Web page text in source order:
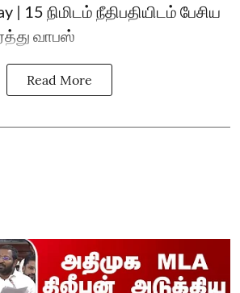
| 15 நிமிடம் நீதிபதியிடம் பேசிய
வாபஸ்
Read More